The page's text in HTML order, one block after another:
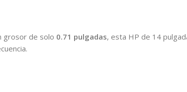
grosor de solo 0.71 pulgadas, esta HP de 14